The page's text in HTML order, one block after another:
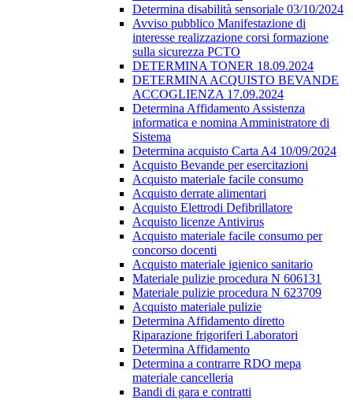
Determina disabilità sensoriale 03/10/2024
Avviso pubblico Manifestazione di
interesse realizzazione corsi formazione
sulla sicurezza PCTO
DETERMINA TONER 18.09.2024
DETERMINA ACQUISTO BEVANDE
ACCOGLIENZA 17.09.2024
Determina Affidamento Assistenza
informatica e nomina Amministratore di
Sistema
Determina acquisto Carta A4 10/09/2024
Acquisto Bevande per esercitazioni
Acquisto materiale facile consumo
Acquisto derrate alimentari
Acquisto Elettrodi Defibrillatore
Acquisto licenze Antivirus
Acquisto materiale facile consumo per
concorso docenti
Acquisto materiale igienico sanitario
Materiale pulizie procedura N 606131
Materiale pulizie procedura N 623709
Acquisto materiale pulizie
Determina Affidamento diretto
Riparazione frigoriferi Laboratori
Determina Affidamento
Determina a contrarre RDO mepa
materiale cancelleria
Bandi di gara e contratti